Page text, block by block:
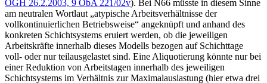
OGH 26.2.2003, 9 ObA 221/02v). Bei N66 müsste in diesem Sinne
am neutralen Wortlaut „atypische Arbeitsverhältnisse der
vollkontinuierlichen Betriebsweise“ angeknüpft und anhand des
konkreten Schichtsystems eruiert werden, ob die jeweiligen
Arbeitskräfte innerhalb dieses Modells bezogen auf Schichttage
voll- oder nur teilausgelastet sind. Eine Aliquotierung könnte nur bei
einer Reduktion von Arbeitstagen innerhalb des jeweiligen
Schichtsystems im Verhältnis zur Maximalauslastung (hier etwa drei